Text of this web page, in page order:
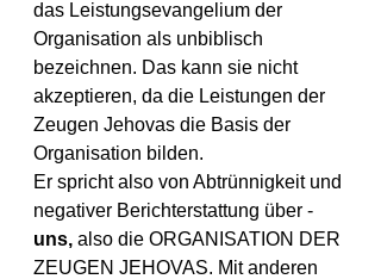
das Leistungsevangelium der
Organisation als unbiblisch
bezeichnen. Das kann sie nicht
akzeptieren, da die Leistungen der
Zeugen Jehovas die Basis der
Organisation bilden.
Er spricht also von Abtrünnigkeit und
negativer Berichterstattung über -
uns, also die ORGANISATION DER
ZEUGEN JEHOVAS. Mit anderen